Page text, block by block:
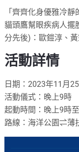
「齊齊化身優雅冷
貓頭鷹幫眼疾病人擺
分先後)：歐鎧淳、
活動詳情
日期：2023年11月
活動儀式：晚上9時
起動時間：晚上9時
路線：海洋公園⇌薄